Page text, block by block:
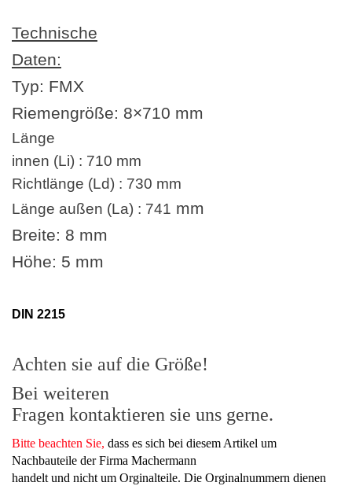
Technische
Daten:
Typ: FMX
Riemengröße: 8×710 mm
Länge
innen (Li) : 710 mm
Richtlänge (Ld) : 730 mm
Länge außen (La) : 741 mm
Breite: 8 mm
Höhe: 5 mm
DIN 2215
Achten sie auf die Größe!
Bei weiteren
Fragen kontaktieren sie uns gerne.
Bitte beachten Sie, dass es sich bei diesem Artikel um
Nachbauteile der Firma Machermann
handelt und nicht um Orginalteile. Die Orginalnummern dienen